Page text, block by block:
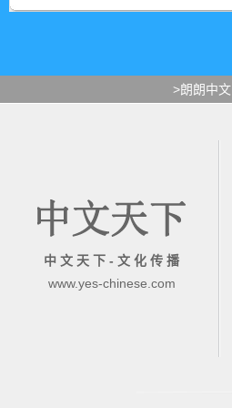
>朗朗中文
中 文 天 下 - 文 化 传 播
www.yes-chinese.com